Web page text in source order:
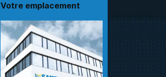
Votre emplacement